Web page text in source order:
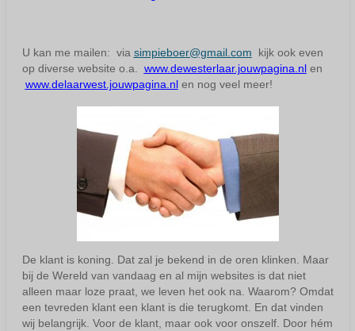
U kan me mailen: via simpieboer@gmail.com kijk ook even
op diverse website o.a. www.dewesterlaar.jouwpagina.nlen
www.delaarwest.jouwpagina.nlen nog veel meer!
De klant is koning. Dat zal je bekend in de oren klinken. Maar
bij de Wereld van vandaag en al mijn websites is dat niet
alleen maar loze praat, we leven het ook na. Waarom? Omdat
een tevreden klant een klant is die terugkomt. En dat vinden
wij belangrijk. Voor de klant, maar ook voor onszelf. Door hém